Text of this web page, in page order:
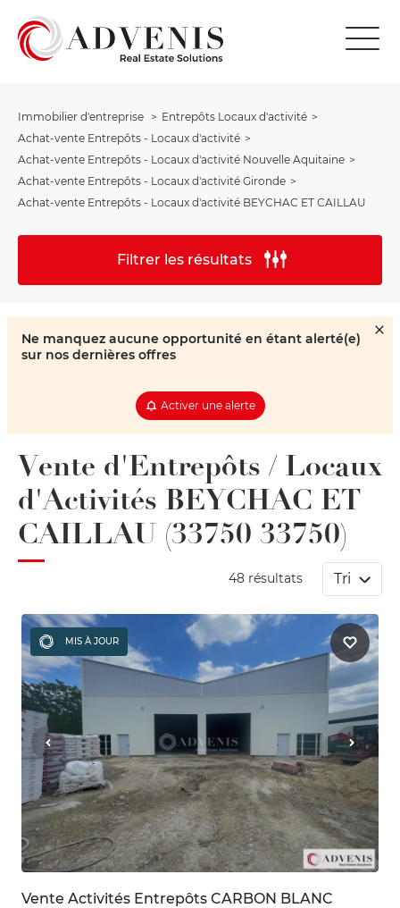
Immobilier d'entreprise
Entrepôts Locaux d'activité
Achat-vente Entrepôts - Locaux d'activité
Achat-vente Entrepôts - Locaux d'activité Nouvelle Aquitaine
Achat-vente Entrepôts - Locaux d'activité Gironde
Achat-vente Entrepôts - Locaux d'activité BEYCHAC ET CAILLAU
Filtrer les résultats
Ne manquez aucune opportunité en étant alerté(e)
sur nos dernières offres
Activer une alerte
Vente d'Entrepôts / Locaux
d'Activités BEYCHAC ET
CAILLAU (33750 33750)
48 résultats Tri
MIS À JOUR
Vente Activités Entrepôts CARBON BLANC